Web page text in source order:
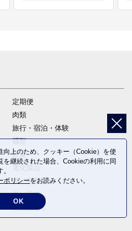
定期便
肉類
旅行・宿泊・体験
麺類
野菜
卵・乳製品
米・穀物
返礼品なし
向上のため、クッキー（Cookie）を使
を継続された場合、Cookieの利用に同
ポリシーをお読みください。
OK